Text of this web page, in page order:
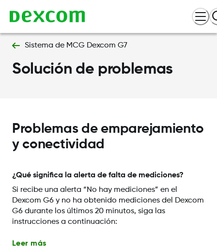
Sistema de MCG Dexcom G7
Solución de problemas
Problemas de emparejamiento
y conectividad
¿Qué significa la alerta de falta de mediciones?
Si recibe una alerta “No hay mediciones” en el
Dexcom G6 y no ha obtenido mediciones del Dexcom
G6 durante los últimos 20 minutos, siga las
instrucciones a continuación:
Leer más